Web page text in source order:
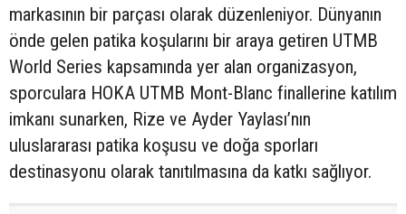
markasının bir parçası olarak düzenleniyor. Dünyanın
önde gelen patika koşularını bir araya getiren UTMB
World Series kapsamında yer alan organizasyon,
sporculara HOKA UTMB Mont-Blanc finallerine katılım
imkanı sunarken, Rize ve Ayder Yaylası’nın
uluslararası patika koşusu ve doğa sporları
destinasyonu olarak tanıtılmasına da katkı sağlıyor.